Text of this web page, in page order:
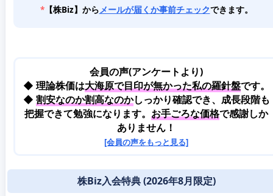
*【株Biz】からメールが届くか事前チェックできます。
会員の声(アンケートより)
◆ 理論株価は大海原で目印が無かった私の羅針盤です。
◆ 割安なのか割高なのかしっかり確認でき、成長段階も
把握できて勉強になります。 お手ごろな価格で感謝しか
ありません！
[会員の声をもっと見る]
株Biz入会特典 (2026年8月限定)